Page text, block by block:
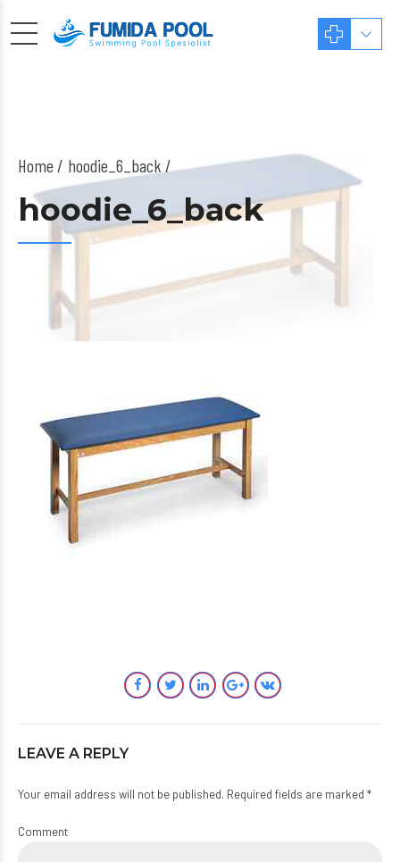
Home hoodie_6_back /
hoodie_6_back
LEAVE A REPLY
Your email address will not be published. Required fields are marked *
Comment